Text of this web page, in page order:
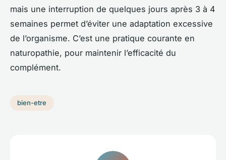
mais une interruption de quelques jours après 3 à 4
semaines permet d’éviter une adaptation excessive
de l’organisme. C’est une pratique courante en
naturopathie, pour maintenir l’efficacité du
complément.
bien-etre